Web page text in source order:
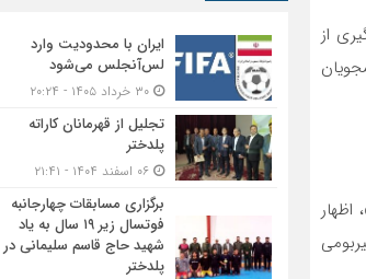
از
غیربومی
ایران با محدودیت وارد
لس‌آنجلس می‌شود
تجلیل از قهرمانان کاراته
پلدختر
برگزاری مسابقات چهارجانبه
فوتسال زیر ۱۹ سال به یاد
شهید حاج قاسم سلیمانی در
پلدختر